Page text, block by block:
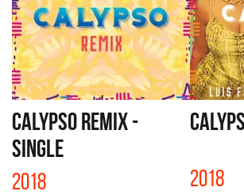
CALYPSO REMIX -
SINGLE
2018 2018